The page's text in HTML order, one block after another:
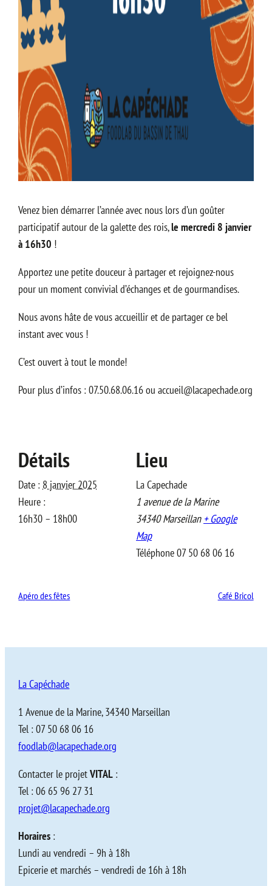
Venez bien démarrer l’année avec nous lors d’un goûter
participatif autour de la galette des rois,le mercredi 8 janvier
à 16h30 !
Apportez une petite douceur à partager et rejoignez-nous
pour un moment convivial d’échanges et de gourmandises.
Nous avons hâte de vous accueillir et de partager ce bel
instant avec vous !
C’est ouvert à tout le monde!
Pour plus d’infos : 07.50.68.06.16 ou accueil@lacapechade.org
Détails
Date : 8 janvier 2025
Heure :
16h30 – 18h00
Lieu
La Capechade
1 avenue de la Marine
34340 Marseillan + Google
Map
Téléphone07 50 68 06 16
Apéro des fêtes Café Bricol
La Capéchade
1 Avenue de la Marine, 34340 Marseillan
Tel : 07 50 68 06 16
foodlab@lacapechade.org
Contacter le projetVITAL :
Tel : 06 65 96 27 31
projet@lacapechade.org
Horaires :
Lundi au vendredi – 9h à 18h
Epicerie et marchés – vendredi de 16h à 18h